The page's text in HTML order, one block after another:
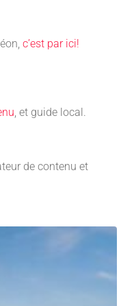
c’est par ici!
, et guide local.
de contenu et